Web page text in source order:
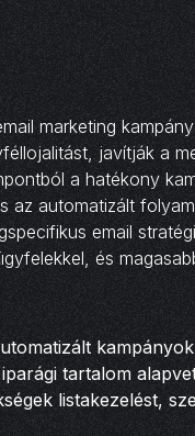
marketing
javítják a
a hatékony
az automatizált
email
és
tartalom
listakezelést,